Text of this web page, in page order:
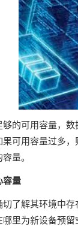
的可用容量，
可用容量过多
量。
容量
了解其环境中
里为新设备预